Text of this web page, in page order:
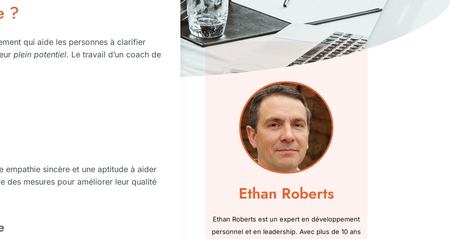
?
qui aide les personnes à clarifier
plein potentiel. Le travail d’un coach de
empathie sincère et une aptitude à aider
des mesures pour améliorer leur qualité
Ethan Roberts
Ethan Roberts est un expert en développement
personnel et en leadership. Avec plus de 10 ans